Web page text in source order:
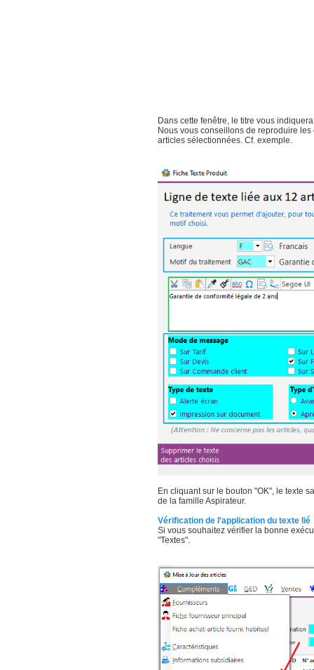
Dans cette fenêtre, le titre vous
Nous vous conseillons de reproduire
articles sélectionnées. Cf. exemple.
En cliquant sur le bouton "OK", le texte
de la famille Aspirateur.
Vérification de l'application du texte lié
Si vous souhaitez vérifier la bonne
"Textes".